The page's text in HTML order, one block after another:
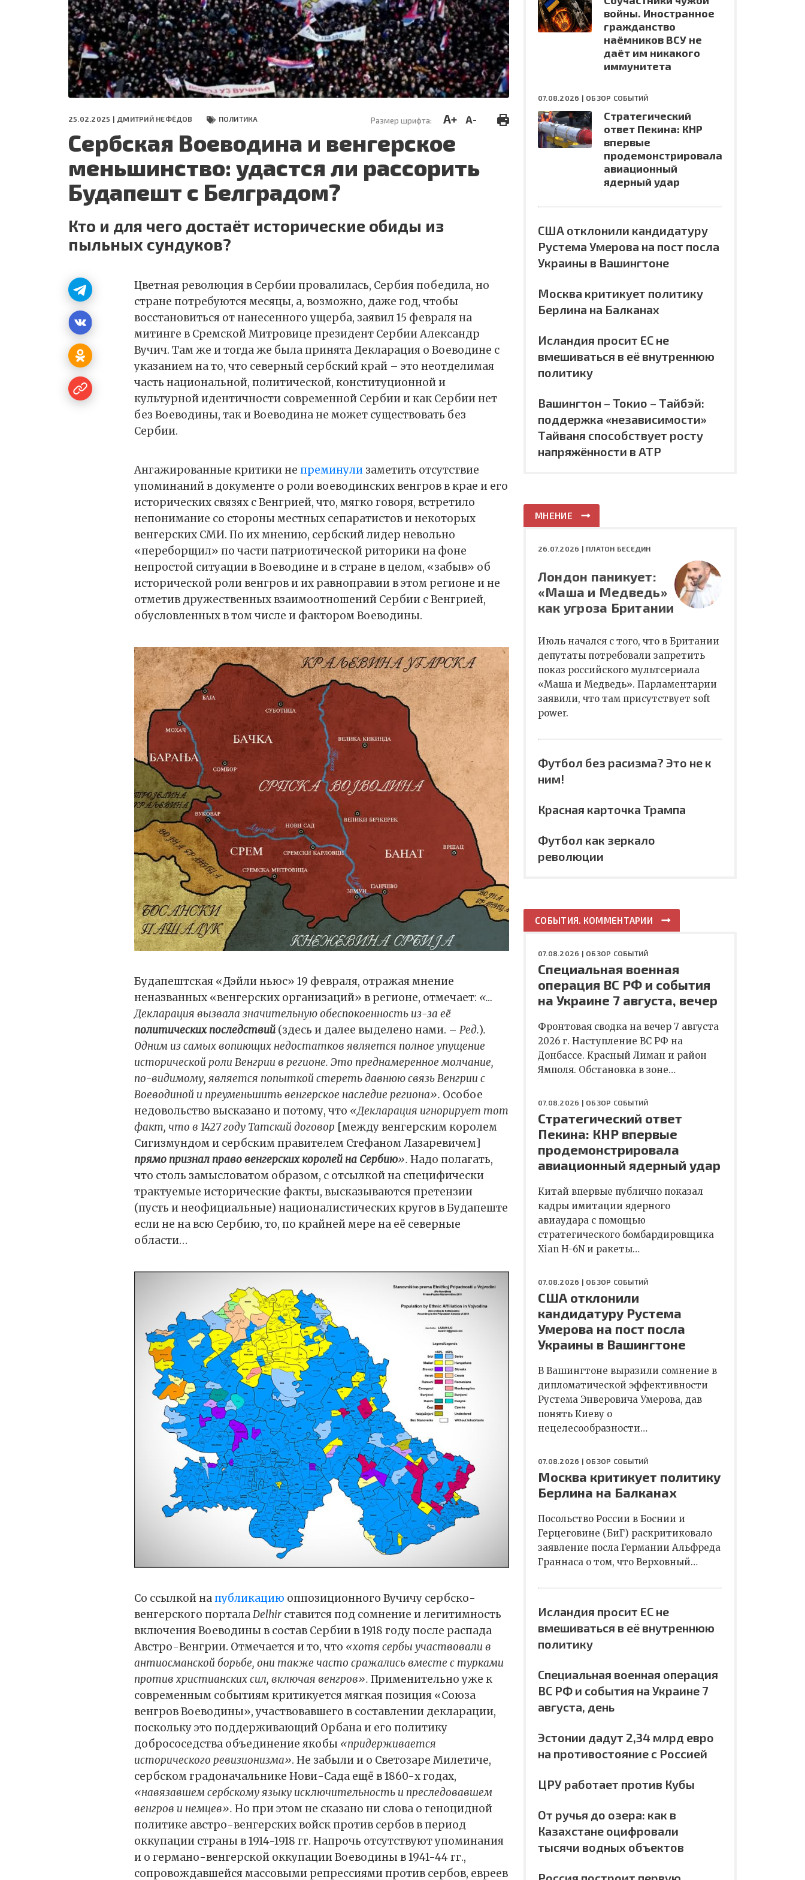
СЕГОДНЯ
ПОЛЯ БИТВЫ 2024
25.02.2025 | ДМИТРИЙ НЕФЁДОВ ПОЛИТИКА Размер шрифта: A+ A-
Сербская Воеводина и венгерское
меньшинство: удастся ли рассорить
Будапешт с Белградом?
Кто и для чего достаёт исторические обиды из
пыльных сундуков?
Цветная революция в Сербии провалилась, Сербия победила, но
стране потребуются месяцы, а, возможно, даже год, чтобы
восстановиться от нанесенного ущерба, заявил 15 февраля на
митинге в Сремской Митровице президент Сербии Александр
Вучич. Там же и тогда же была принята Декларация о Воеводине с
указанием на то, что северный сербский край – это неотделимая
часть национальной, политической, конституционной и
культурной идентичности современной Сербии и как Сербии нет
без Воеводины, так и Воеводина не может существовать без
Сербии.
Ангажированные критики не преминули заметить отсутствие
упоминаний в документе о роли воеводинских венгров в крае и его
исторических связях с Венгрией, что, мягко говоря, встретило
непонимание со стороны местных сепаратистов и некоторых
венгерских СМИ. По их мнению, сербский лидер невольно
«переборщил» по части патриотической риторики на фоне
непростой ситуации в Воеводине и в стране в целом, «забыв» об
исторической роли венгров и их равноправии в этом регионе и не
отметив дружественных взаимоотношений Сербии с Венгрией,
обусловленных в том числе и фактором Воеводины.
Будапештская «Дэйли ньюс» 19 февраля, отражая мнение
неназванных «венгерских организаций» в регионе, отмечает: «…
Декларация вызвала значительную обеспокоенность из-за её
политических последствий (здесь и далее выделено нами. – Ред.).
Одним из самых вопиющих недостатков является полное упущение
исторической роли Венгрии в регионе. Это преднамеренное молчание,
по-видимому, является попыткой стереть давнюю связь Венгрии с
Воеводиной и преуменьшить венгерское наследие региона». Особое
недовольство высказано и потому, что «Декларация игнорирует тот
факт, что в 1427 году Татский договор [между венгерским королем
Сигизмундом и сербским правителем Стефаном Лазаревичем]
прямо признал право венгерских королей на Сербию». Надо полагать,
что столь замысловатом образом, с отсылкой на специфически
трактуемые исторические факты, высказываются претензии
(пусть и неофициальные) националистических кругов в Будапеште
если не на всю Сербию, то, по крайней мере на её северные
области…
Со ссылкой напубликацию оппозиционного Вучичу сербско-
венгерского порталаDelhir ставится под сомнение и легитимность
включения Воеводины в состав Сербии в 1918 году после распада
Австро-Венгрии. Отмечается и то, что «хотя сербы участвовали в
антиосманской борьбе, они также часто сражались вместе с турками
против христианских сил, включая венгров». Применительно уже к
современным событиям критикуется мягкая позиция «Союза
венгров Воеводины», участвовавшего в составлении декларации,
поскольку это поддерживающий Орбана и его политику
добрососедства объединение якобы «придерживается
исторического ревизионизма». Не забыли и о Светозаре Милетиче,
сербском градоначальнике Нови-Сада ещё в 1860-х годах,
«навязавшем сербскому языку исключительность и преследовавшем
венгров и немцев». Но при этом не сказано ни слова о геноцидной
политике австро-венгерских войск против сербов в период
оккупации страны в 1914-1918 гг. Напрочь отсутствуют упоминания
и о германо-венгерской оккупации Воеводины в 1941-44 гг.,
сопровождавшейся массовыми репрессиями против сербов, евреев
войны. Иностранное
гражданство
наёмников ВСУ не
даёт им никакого
иммунитета
07.08.2026 | ОБЗОР СОБЫТИЙ
Стратегический
ответ Пекина: КНР
впервые
продемонстрировала
авиационный
ядерный удар
США отклонили кандидатуру
Рустема Умерова на пост посла
Украины в Вашингтоне
Москва критикует политику
Берлина на Балканах
Исландия просит ЕС не
вмешиваться в её внутреннюю
политику
Вашингтон – Токио – Тайбэй:
поддержка «независимости»
Тайваня способствует росту
напряжённости в АТР
МНЕНИЕ
26.07.2026 | ПЛАТОН БЕСЕДИН
Лондон паникует:
«Маша и Медведь»
как угроза Британии
Июль начался с того, что в Британии
депутаты потребовали запретить
показ российского мультсериала
«Маша и Медведь». Парламентарии
заявили, что там присутствует soft
power.
Футбол без расизма? Это не к
ним!
Красная карточка Трампа
Футбол как зеркало
революции
СОБЫТИЯ. КОММЕНТАРИИ
07.08.2026 | ОБЗОР СОБЫТИЙ
Специальная военная
операция ВС РФ и события
на Украине 7 августа, вечер
Фронтовая сводка на вечер 7 августа
2026 г. Наступление ВС РФ на
Донбассе. Красный Лиман и район
Ямполя. Обстановка в зоне…
07.08.2026 | ОБЗОР СОБЫТИЙ
Стратегический ответ
Пекина: КНР впервые
продемонстрировала
авиационный ядерный удар
Китай впервые публично показал
кадры имитации ядерного
авиаудара с помощью
стратегического бомбардировщика
Xian H-6N и ракеты…
07.08.2026 | ОБЗОР СОБЫТИЙ
США отклонили
кандидатуру Рустема
Умерова на пост посла
Украины в Вашингтоне
В Вашингтоне выразили сомнение в
дипломатической эффективности
Рустема Энверовича Умерова, дав
понять Киеву о
нецелесообразности…
07.08.2026 | ОБЗОР СОБЫТИЙ
Москва критикует политику
Берлина на Балканах
Посольство России в Боснии и
Герцеговине (БиГ) раскритиковало
заявление посла Германии Альфреда
Граннаса о том, что Верховный…
Исландия просит ЕС не
вмешиваться в её внутреннюю
политику
Специальная военная операция
ВС РФ и события на Украине 7
августа, день
Эстонии дадут 2,34 млрд евро
на противостояние с Россией
ЦРУ работает против Кубы
От ручья до озера: как в
Казахстане оцифровали
тысячи водных объектов